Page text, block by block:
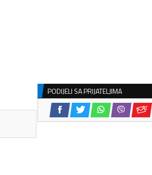
PODIJELI SA PRIJATELJIMA